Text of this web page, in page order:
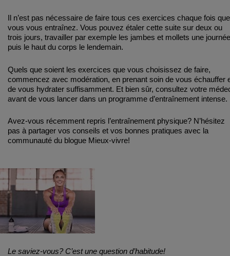
Il n’est pas nécessaire de faire tous ces exercices chaque fois que
vous vous entraînez. Vous pouvez étaler cette suite sur deux ou
trois jours, travailler par exemple les jambes et mollets une
puis le haut du corps le lendemain.
Quels que soient les exercices que vous choisissez de faire,
commencez avec modération, en prenant soin de vous échauffer
de vous hydrater suffisamment. Et bien sûr, consultez votre
avant de vous lancer dans un programme d’entraînement intense.
Avez-vous récemment repris l’entraînement physique? N’hésitez
pas à partager vos conseils et vos bonnes pratiques avec la
communauté du blogue Mieux-vivre!
Le saviez-vous? C’est une question d’habitude!